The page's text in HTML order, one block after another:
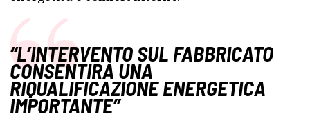
“L’INTERVENTO SUL FABBRICATO
CONSENTIRÀ UNA
RIQUALIFICAZIONE ENERGETICA
IMPORTANTE”